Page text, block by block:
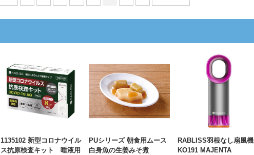
1135102 新型コロナウイル
ス抗原検査キット 唾液用
PUシリーズ 朝食用ムース
白身魚の生姜みそ煮
RABLISS羽根なし扇風機
KO191 MAJENTA